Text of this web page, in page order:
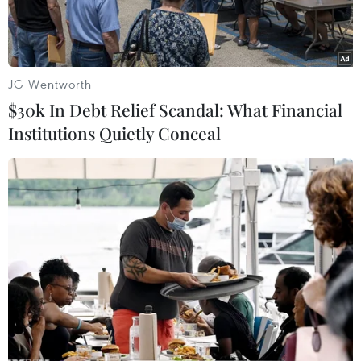
(Nguồn: Telegraph)
Ở trận bán kết đầu tiên của Giải vô địch bóng
đá châu Âu (EURO) 2016 lúc 2 giờ sáng 7/7 (giờ
Việt Nam), Bồ Đào Nha sẽ gặp tuyển Xứ Wales.
Người ta ngóng chờ xem cuộc so tài giữa
Cristiano Ronaldo và Gareth Bale lần đầu tiên
JG Wentworth
$30k In Debt Relief Scandal: What Financial
Institutions Quietly Conceal